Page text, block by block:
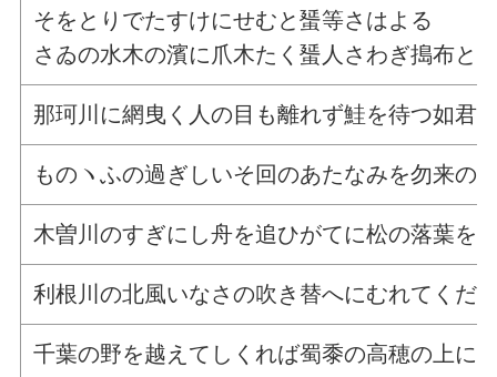
そをとりでたすけにせむと蜑等さはよる
さゐの水木の濱に爪木たく蜑人さわぎ搗布と
那珂川に網曳く人の目も離れず鮭を待つ如君
ものヽふの過ぎしいそ回のあたなみを勿来の
木曽川のすぎにし舟を追ひがてに松の落葉を
利根川の北風いなさの吹き替へにむれてくだ
千葉の野を越えてしくれば蜀黍の高穂の上に